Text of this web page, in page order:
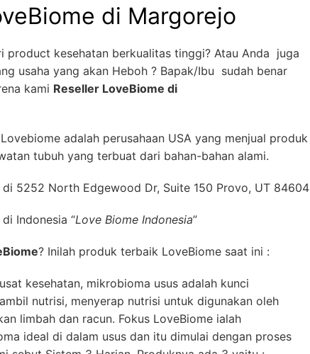
di Margorejo
product kesehatan berkualitas tinggi? Atau Anda juga
usaha yang akan Heboh ? Bapak/Ibu sudah benar
kami Reseller LoveBiome di
adalah perusahaan USA yang menjual produk
tubuh yang terbuat dari bahan-bahan alami.
5252 North Edgewood Dr, Suite 150 Provo, UT 84604
Indonesia “Love Biome Indonesia”
? Inilah produk terbaik LoveBiome saat ini :
kesehatan, mikrobioma usus adalah kunci
nutrisi, menyerap nutrisi untuk digunakan oleh
limbah dan racun. Fokus LoveBiome ialah
ideal di dalam usus dan itu dimulai dengan proses